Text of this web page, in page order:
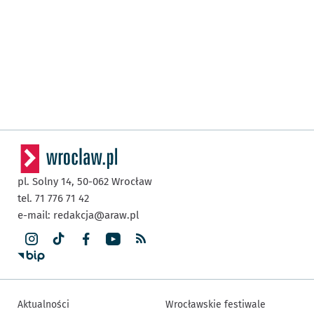
pl. Solny 14, 50-062 Wrocław
tel. 71 776 71 42
e-mail: redakcja@araw.pl
Aktualności Wrocławskie festiwale